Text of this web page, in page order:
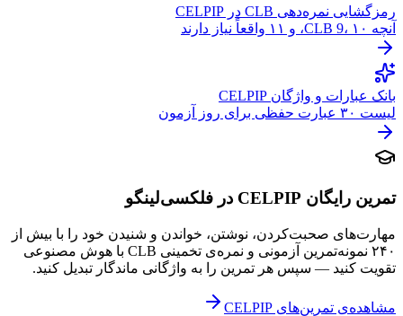
رمزگشایی نمره‌دهی CLB در CELPIP
آنچه CLB 9، ۱۰، و ۱۱ واقعاً نیاز دارند
بانک عبارات و واژگان CELPIP
لیست ۳۰ عبارت حفظی برای روز آزمون
تمرین رایگان CELPIP در فلکسی‌لینگو
مهارت‌های صحبت‌کردن، نوشتن، خواندن و شنیدن خود را با بیش از
۲۴۰ نمونه‌تمرین آزمونی و نمره‌ی تخمینی CLB با هوش مصنوعی
تقویت کنید — سپس هر تمرین را به واژگانی ماندگار تبدیل کنید.
مشاهده‌ی تمرین‌های CELPIP